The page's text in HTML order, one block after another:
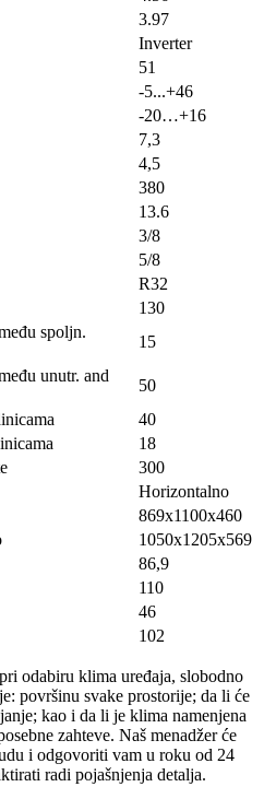
3.97
Inverter
51
-5...+46
-20…+16
7,3
4,5
380
13.6
3/8
5/8
R32
130
spoljn.
15
unutr. and
50
40
18
300
Horizontalno
869x1100x460
1050х1205х569
86,9
110
46
102
pri odabiru klima uređaja, slobodno
površinu svake prostorije; da li će
kao i da li je klima namenjena
zahteve. Naš menadžer će
i odgovoriti vam u roku od 24
radi pojašnjenja detalja.